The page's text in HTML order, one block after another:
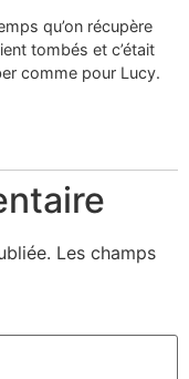
qu’on récupère
tombés et c’était
comme pour Lucy.
Les champs